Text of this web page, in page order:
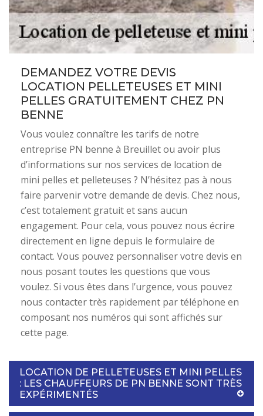
DEMANDEZ VOTRE DEVIS
LOCATION PELLETEUSES ET MINI
PELLES GRATUITEMENT CHEZ PN
BENNE
Vous voulez connaître les tarifs de notre
entreprise PN benne à Breuillet ou avoir plus
d’informations sur nos services de location de
mini pelles et pelleteuses ? N’hésitez pas à nous
faire parvenir votre demande de devis. Chez nous,
c’est totalement gratuit et sans aucun
engagement. Pour cela, vous pouvez nous écrire
directement en ligne depuis le formulaire de
contact. Vous pouvez personnaliser votre devis en
nous posant toutes les questions que vous
voulez. Si vous êtes dans l’urgence, vous pouvez
nous contacter très rapidement par téléphone en
composant nos numéros qui sont affichés sur
cette page.
LOCATION DE PELLETEUSES ET MINI PELLES
: LES CHAUFFEURS DE PN BENNE SONT TRÈS
EXPÉRIMENTÉS